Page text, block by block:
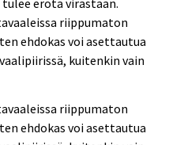
riippumaton
ehdokas voi asettautua
kuitenkin vain
riippumaton
ehdokas voi asettautua